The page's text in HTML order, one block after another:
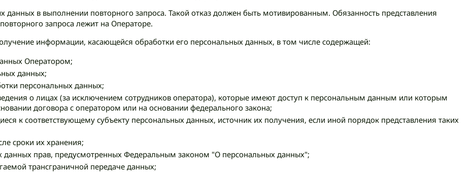
данных в выполнении повторного запроса. Такой отказ должен быть мотивированным. Обязанность представления
запроса лежит на Операторе.
информации, касающейся обработки его персональных данных, в том числе содержащей:
Оператором;
данных;
персональных данных;
о лицах (за исключением сотрудников оператора), которые имеют доступ к персональным данным или которым
договора с оператором или на основании федерального закона;
к соответствующему субъекту персональных данных, источник их получения, если иной порядок представления таких
сроки их хранения;
данных прав, предусмотренных Федеральным законом "О персональных данных";
трансграничной передаче данных;